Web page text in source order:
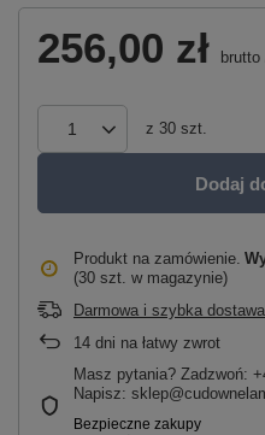
256,00 zł brutto
z 30 szt.
Dodaj
Produkt na zamówienie
(30 szt. w magazynie)
Darmowa i szybka
14 dni na łatwy zwrot
Masz pytania? Zadzwoń:
Napisz: